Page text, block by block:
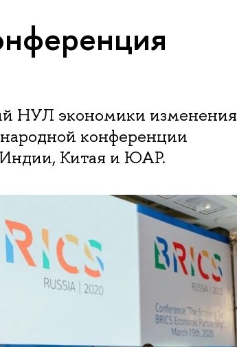
НУЛ экономики изменения
конференции
Китая и ЮАР.